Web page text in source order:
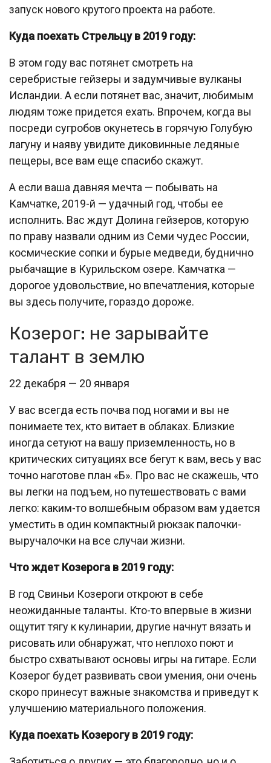
запуск нового крутого проекта на работе.
Куда поехать Стрельцу в 2019 году:
В этом году вас потянет смотреть на
серебристые гейзеры и задумчивые вулканы
Исландии. А если потянет вас, значит, любимым
людям тоже придется ехать. Впрочем, когда вы
посреди сугробов окунетесь в горячую Голубую
лагуну и наяву увидите диковинные ледяные
пещеры, все вам еще спасибо скажут.
А если ваша давняя мечта — побывать на
Камчатке, 2019-й — удачный год, чтобы ее
исполнить. Вас ждут Долина гейзеров, которую
по праву назвали одним из Семи чудес России,
космические сопки и бурые медведи, буднично
рыбачащие в Курильском озере. Камчатка —
дорогое удовольствие, но впечатления, которые
вы здесь получите, гораздо дороже.
Козерог: не зарывайте
талант в землю
22 декабря — 20 января
У вас всегда есть почва под ногами и вы не
понимаете тех, кто витает в облаках. Близкие
иногда сетуют на вашу приземленность, но в
критических ситуациях все бегут к вам, весь у вас
точно наготове план «Б». Про вас не скажешь, что
вы легки на подъем, но путешествовать с вами
легко: каким-то волшебным образом вам удается
уместить в один компактный рюкзак палочки-
выручалочки на все случаи жизни.
Что ждет Козерога в 2019 году:
В год Свиньи Козероги откроют в себе
неожиданные таланты. Кто-то впервые в жизни
ощутит тягу к кулинарии, другие начнут вязать и
рисовать или обнаружат, что неплохо поют и
быстро схватывают основы игры на гитаре. Если
Козерог будет развивать свои умения, они очень
скоро принесут важные знакомства и приведут к
улучшению материального положения.
Куда поехать Козерогу в 2019 году: